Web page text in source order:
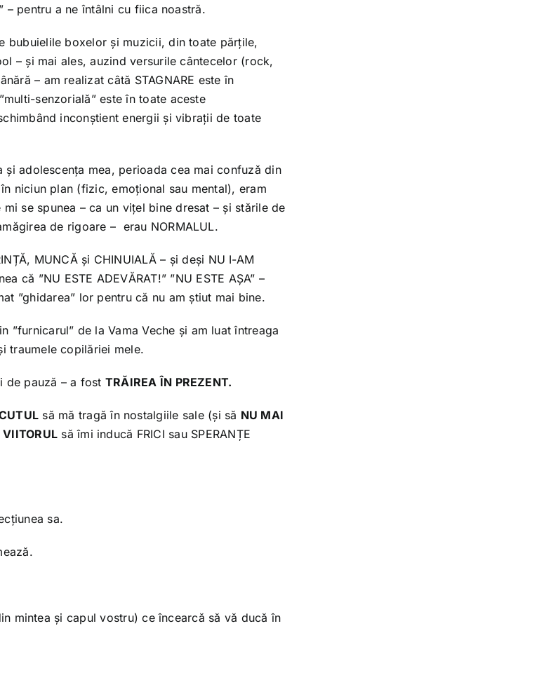
– pentru a ne întâlni cu fiica noastră.
bubuielile boxelor și muzicii, din toate părțile,
– și mai ales, auzind versurile cântecelor (rock,
– am realizat câtă STAGNARE este în
senzorială” este în toate aceste
inconștient energii și vibrații de toate
adolescența mea, perioada cea mai confuză din
niciun plan (fizic, emoțional sau mental), eram
se spunea – ca un vițel bine dresat – și stările de
de rigoare – erau NORMALUL.
MUNCĂ și CHINUIALĂ – și deși NU I-AM
că ”NU ESTE ADEVĂRAT!” ”NU ESTE AȘA” –
”ghidarea” lor pentru că nu am știut mai bine.
”furnicarul” de la Vama Veche și am luat întreaga
traumele copilăriei mele.
de pauză – a fost TRĂIREA ÎN PREZENT.
să mă tragă în nostalgiile sale (și să NU MAI
VIITORUL să îmi inducă FRICI sau SPERANȚE
sa.
mintea și capul vostru) ce încearcă să vă ducă în